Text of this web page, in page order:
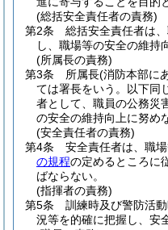
(総括安全責任者の責務)
第2条
総括安全責任者は
し、職場等の安全の維持
(所属長の責務)
第3条
所属長(消防本部に
ては署長をいう。以下同
者として、職員の公務災
の安全の維持向上に努め
(安全責任者の責務)
第4条
安全責任者は、職
の規程の定めるところに
ばならない。
(指揮者の責務)
第5条
訓練時及び警防活
況等を的確に把握し、安